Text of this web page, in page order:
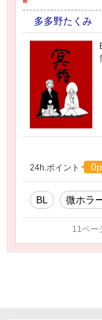
多多野たくみ
24h.ポイント
BL 微ホラ
11ペー